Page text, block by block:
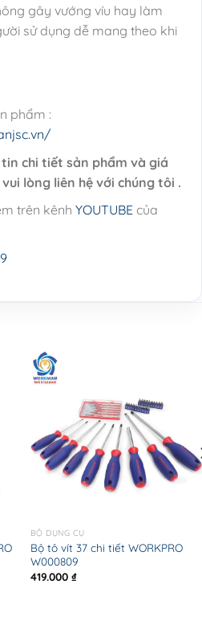
gây vướng víu hay làm
sử dụng dễ mang theo khi
phẩm :
chi tiết sản phẩm và giá
lòng liên hệ với chúng tôi .
trên kênh YOUTUBEcủa
BỘ DỤNG CỤ
Bộ tô vít 37 chi tiết WORKPRO
W000809
419.000 ₫